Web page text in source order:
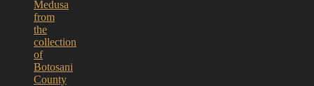
Medusa
from
the
collection
of
Botosani
County